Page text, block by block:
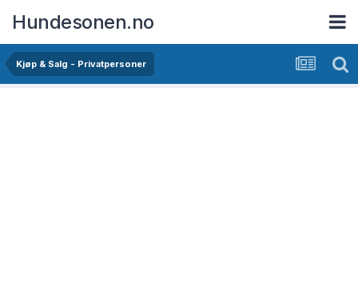
Hundesonen.no
Kjøp & Salg - Privatpersoner